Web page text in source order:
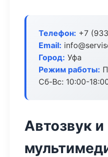
Телефон: +7
Email:
Город: Уфа
Режим работы:
Сб-Вс: 10:00-
Автозвук и